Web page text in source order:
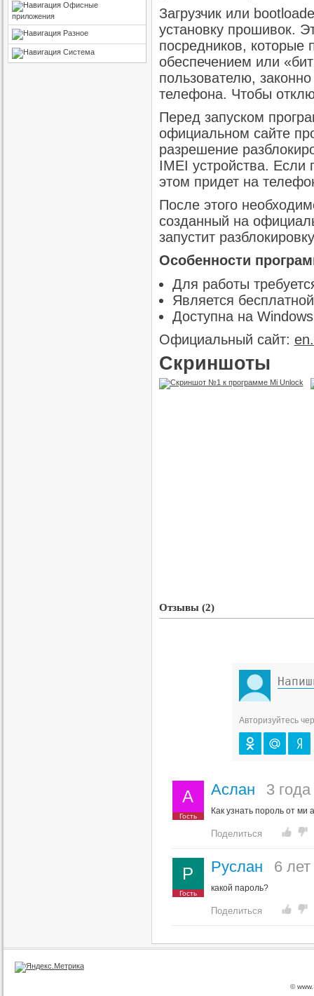
Офисные
приложения
Разное
Система
Загрузчик или
установку прошивок.
посредников,
обеспечением или
пользователю,
телефона. Чтобы
Перед запуском
официальном сайте
разрешение
IMEI устройства. Если
этом придет на
После этого
созданный на
запустит
Особенности
Для работы
Является
Доступна на
Официальный сайт:
Скриншоты
Отзывы (2)
Авторизуйтесь
А
Гость
Аслан 3
Как узнать пороль от ми
Поделиться
Р
Гость
Руслан 6
какой пароль?
Поделиться
©